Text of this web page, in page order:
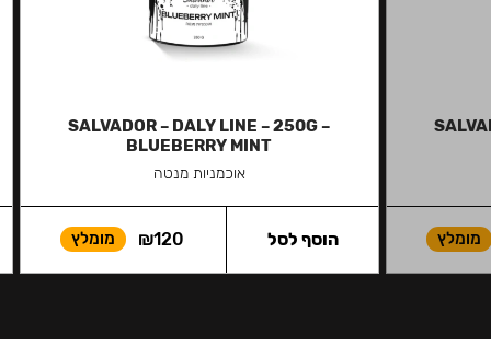
מומלץ
SALVADOR – DALY LINE – 250G –
BLUEBERRY MINT
אוכמניות מנטה
₪120 מומלץ הוסף לסל